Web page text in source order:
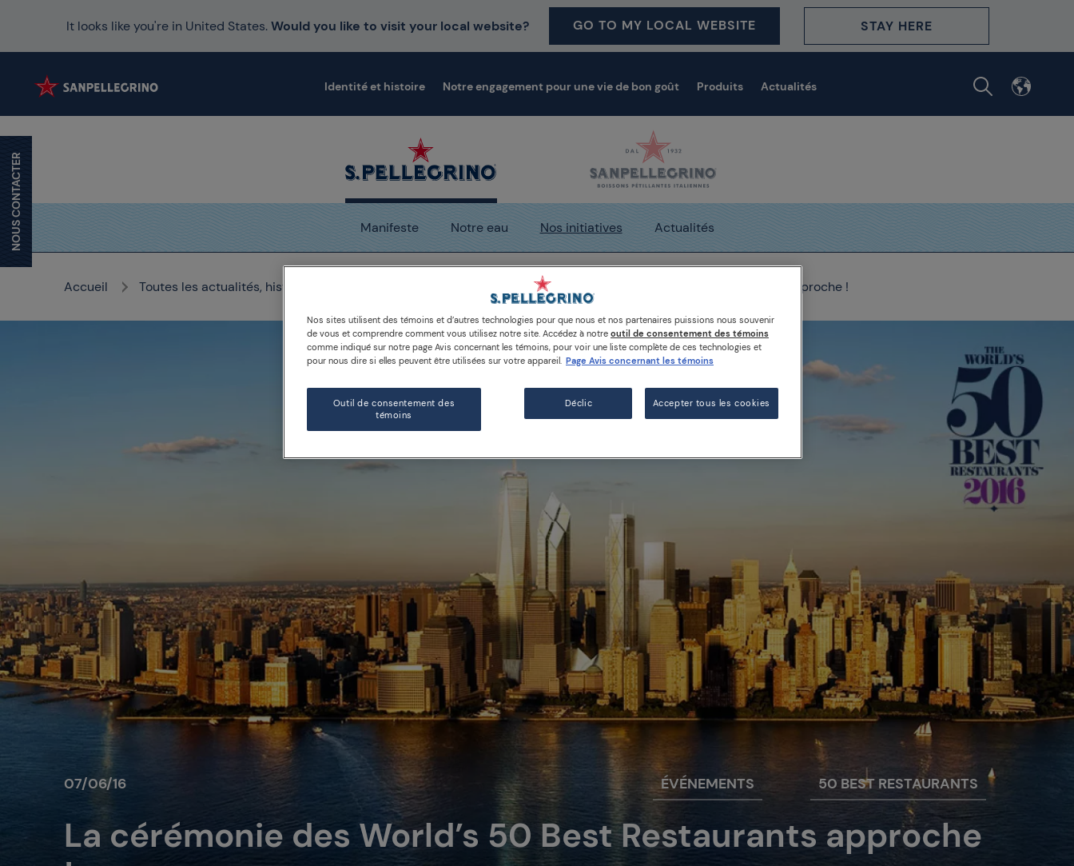
It looks like you're in United States.Would you like to visit your local website? GO TO MY LOCAL WEBSITE STAY HERE
Identité et histoire Notre engagement pour une vie de bon goût Produits Actualités
Manifeste Notre eau Nos initiatives Actualités
Accueil Toutes les actualités, histoires et médias de Sanpellegrino La cérémonie des World’s 50 Best Restaurants approche !
07/06/16 ÉVÉNEMENTS 50 BEST RESTAURANTS
La cérémonie des World’s 50 Best Restaurants approche
NOUS CONTACTER
Nos sites utilisent des témoins et d’autres technologies pour que nous et nos partenaires puissions nous souvenir
de vous et comprendre comment vous utilisez notre site. Accédez à notre outil de consentement des témoins
comme indiqué sur notre page Avis concernant les témoins, pour voir une liste complète de ces technologies et
pour nous dire si elles peuvent être utilisées sur votre appareil. Page Avis concernant les témoins
Déclic Accepter tous les cookies
Outil de consentement des
témoins